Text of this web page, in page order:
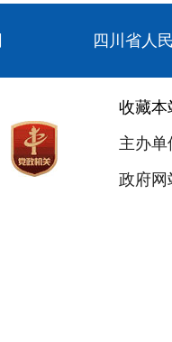
四川省人
收藏本
主办
政府网